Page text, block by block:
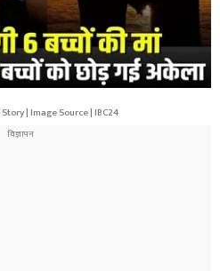
| Image Source | IBC24